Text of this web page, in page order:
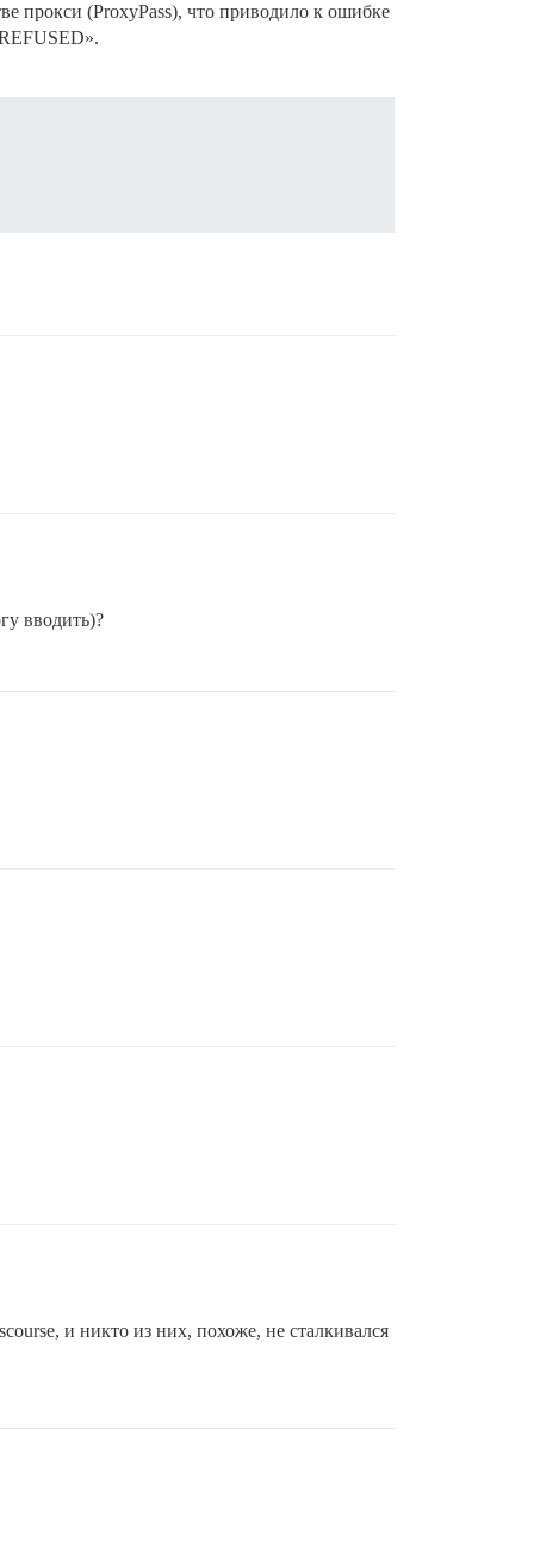
прокси (ProxyPass), что приводило к ошибке
вводить)?
и никто из них, похоже, не сталкивался